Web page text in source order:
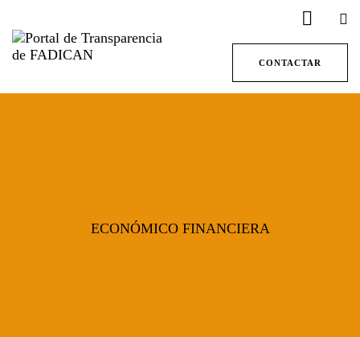
CONTACTAR
ECONÓMICO FINANCIERA